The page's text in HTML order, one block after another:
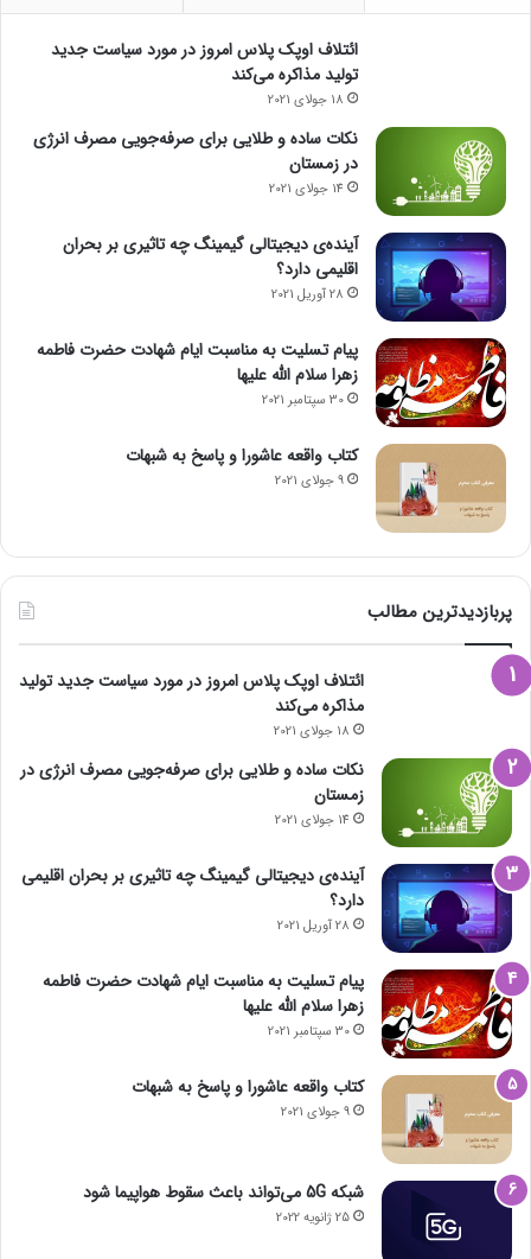
ائتلاف اوپک پلاس امروز در مورد سیاست جدید
تولید مذاکره می‌کند
18 جولای 2021
نکات ساده و طلایی برای صرفه‌جویی مصرف انرژی
در زمستان
14 جولای 2021
آینده‌ی دیجیتالی گیمینگ چه تاثیری بر بحران
اقلیمی دارد؟
28 آوریل 2021
پیام تسلیت به مناسبت ایام شهادت حضرت فاطمه
زهرا سلام الله علیها
30 سپتامبر 2021
کتاب واقعه عاشورا و پاسخ به شبهات
9 جولای 2021
پربازدیدترین مطالب
ائتلاف اوپک پلاس امروز در مورد سیاست جدید تولید
مذاکره می‌کند
18 جولای 2021
نکات ساده و طلایی برای صرفه‌جویی مصرف انرژی در
زمستان
14 جولای 2021
آینده‌ی دیجیتالی گیمینگ چه تاثیری بر بحران اقلیمی
دارد؟
28 آوریل 2021
پیام تسلیت به مناسبت ایام شهادت حضرت فاطمه
زهرا سلام الله علیها
30 سپتامبر 2021
کتاب واقعه عاشورا و پاسخ به شبهات
9 جولای 2021
شبکه 5G می‌تواند باعث سقوط هواپیما شود
25 ژانویه 2022